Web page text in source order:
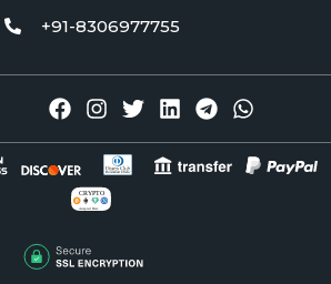
+91-8306977755
CRYPTO
Accepted Here